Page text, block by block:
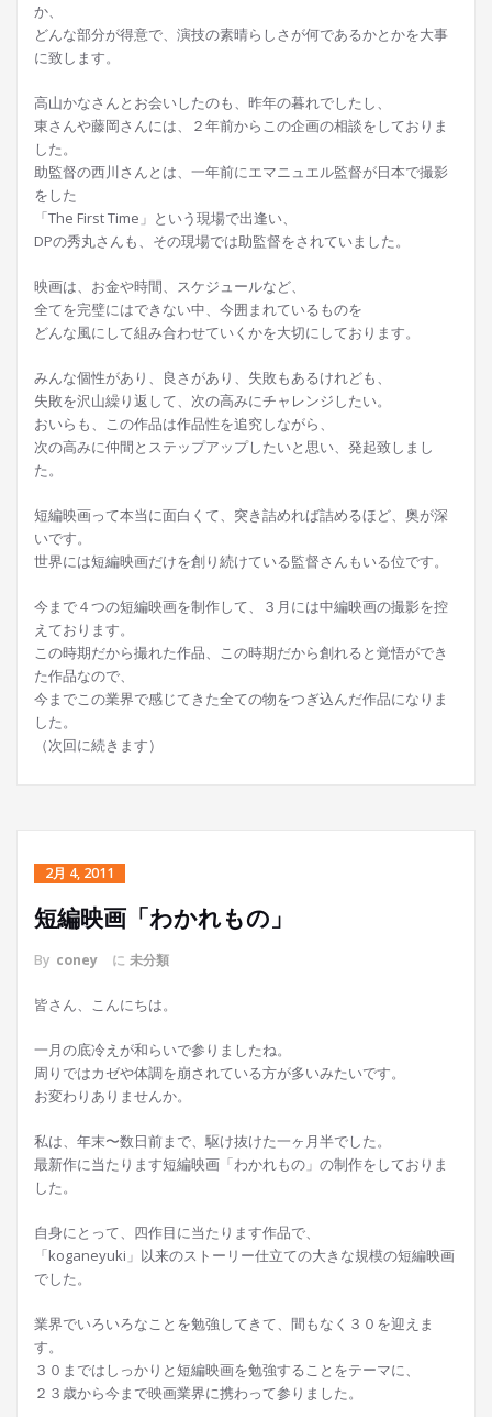
か、
どんな部分が得意で、演技の素晴らしさが何であるかとかを大事
に致します。
高山かなさんとお会いしたのも、昨年の暮れでしたし、
東さんや藤岡さんには、２年前からこの企画の相談をしておりま
した。
助監督の西川さんとは、一年前にエマニュエル監督が日本で撮影
をした
「The First Time」という現場で出逢い、
DPの秀丸さんも、その現場では助監督をされていました。
映画は、お金や時間、スケジュールなど、
全てを完璧にはできない中、今囲まれているものを
どんな風にして組み合わせていくかを大切にしております。
みんな個性があり、良さがあり、失敗もあるけれども、
失敗を沢山繰り返して、次の高みにチャレンジしたい。
おいらも、この作品は作品性を追究しながら、
次の高みに仲間とステップアップしたいと思い、発起致しまし
た。
短編映画って本当に面白くて、突き詰めれば詰めるほど、奥が深
いです。
世界には短編映画だけを創り続けている監督さんもいる位です。
今まで４つの短編映画を制作して、３月には中編映画の撮影を控
えております。
この時期だから撮れた作品、この時期だから創れると覚悟ができ
た作品なので、
今までこの業界で感じてきた全ての物をつぎ込んだ作品になりま
した。
（次回に続きます）
2月 4, 2011
短編映画「わかれもの」
By coney に 未分類
皆さん、こんにちは。
一月の底冷えが和らいで参りましたね。
周りではカゼや体調を崩されている方が多いみたいです。
お変わりありませんか。
私は、年末〜数日前まで、駆け抜けた一ヶ月半でした。
最新作に当たります短編映画「わかれもの」の制作をしておりま
した。
自身にとって、四作目に当たります作品で、
「koganeyuki」以来のストーリー仕立ての大きな規模の短編映画
でした。
業界でいろいろなことを勉強してきて、間もなく３０を迎えま
す。
３０まではしっかりと短編映画を勉強することをテーマに、
２３歳から今まで映画業界に携わって参りました。